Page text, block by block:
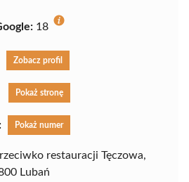
18
Zobacz profil
Pokaż stronę
Pokaż numer
restauracji Tęczowa,
Lubań